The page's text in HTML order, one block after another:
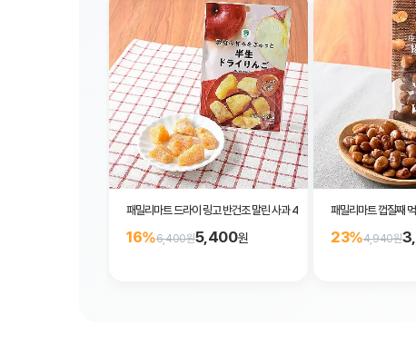
패밀리마트 드라이 링고 반건조 말린 사과 45g
16%6,400원5,400원
패밀리마트 껍질째
23%4,940원